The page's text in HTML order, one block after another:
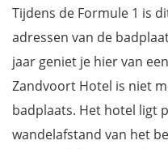
Pension Blankebil
Hotel Paradis Zandvoort
Boutique Lodge Zandvoort
Amsterdam Beach Hotel
Tijdens de Formule 1 is
adressen van de
jaar geniet je hier van
Zandvoort Hotel is niet
badplaats. Het hotel ligt
wandelafstand van het